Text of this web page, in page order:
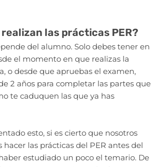
realizan las prácticas PER?
del alumno. Solo debes tener en
el momento en que realizas la
o desde que apruebas el examen,
2 años para completar las partes que
te caduquen las que ya has
esto, si es cierto que nosotros
las prácticas del PER antes del
estudiado un poco el temario. De